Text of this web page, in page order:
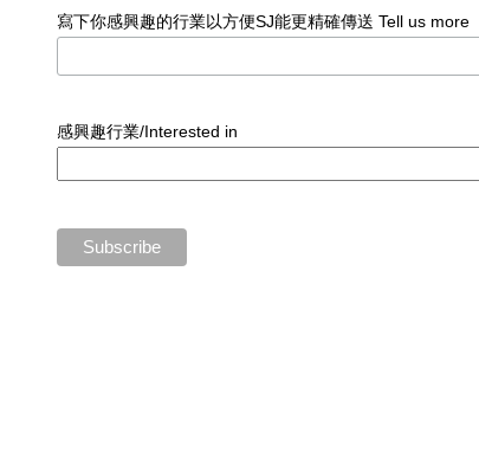
寫下你感興趣的行業以方便SJ能更精確傳送 Tell us more
感興趣行業/Interested in